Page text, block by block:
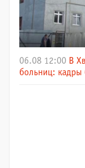
06.08 12:00 В
больниц: кадры